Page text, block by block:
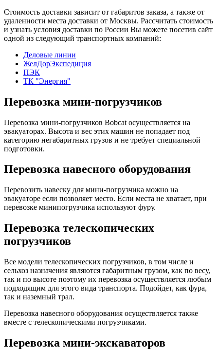
Стоимость доставки зависит от габаритов заказа, а также от
удаленности места доставки от Москвы. Рассчитать стоимость
и узнать условия доставки по России Вы можете посетив сайт
одной из следующий транспортных компаний:
Деловые линии
ЖелДорЭкспедиция
ПЭК
ТК "Энергия"
Перевозка мини-погрузчиков
Перевозка мини-погрузчиков Bobcat осуществляется на
эвакуаторах. Высота и вес этих машин не попадает под
категорию негабаритных грузов и не требует специальной
подготовки.
Перевозка навесного оборудования
Перевозить навеску для мини-погрузчика можно на
эвакуаторе если позволяет место. Если места не хватает, при
перевозке минипогрузчика используют фуру.
Перевозка телескопических
погрузчиков
Все модели телескопических погрузчиков, в том числе и
сельхоз назначения являются габаритным грузом, как по весу,
так и по высоте поэтому их перевозка осуществляется любым
подходящим для этого вида транспорта. Подойдет, как фура,
так и наземный трал.
Перевозка навесного оборудования осуществляется также
вместе с телескопическими погрузчиками.
Перевозка мини-экскаваторов